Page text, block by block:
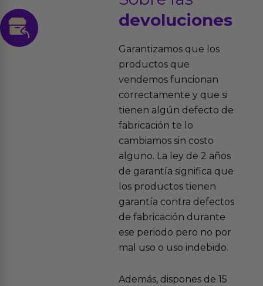
devoluciones
Garantizamos que los
productos que
vendemos funcionan
correctamente y que si
tienen algún defecto de
fabricación te lo
cambiamos sin costo
alguno. La ley de 2 años
de garantía significa que
los productos tienen
garantía contra defectos
de fabricación durante
ese periodo pero no por
mal uso o uso indebido.
Además, dispones de 15